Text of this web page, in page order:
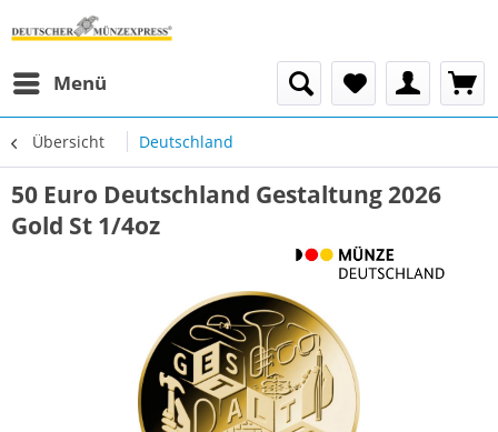
Menü
Übersicht Deutschland
50 Euro Deutschland Gestaltung 2026
Gold St 1/4oz